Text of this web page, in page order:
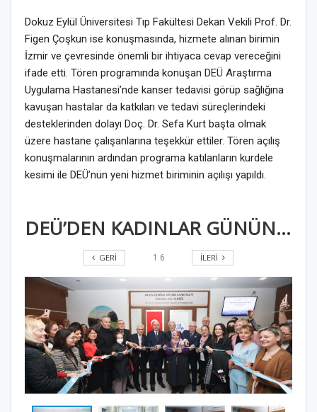
Dokuz Eylül Üniversitesi Tıp Fakültesi Dekan Vekili Prof. Dr.
Figen Çoşkun ise konuşmasında, hizmete alınan birimin
İzmir ve çevresinde önemli bir ihtiyaca cevap vereceğini
ifade etti. Tören programında konuşan DEÜ Araştırma
Uygulama Hastanesi’nde kanser tedavisi görüp sağlığına
kavuşan hastalar da katkıları ve tedavi süreçlerindeki
desteklerinden dolayı Doç. Dr. Sefa Kurt başta olmak
üzere hastane çalışanlarına teşekkür ettiler. Tören açılış
konuşmalarının ardından programa katılanların kurdele
kesimi ile DEÜ’nün yeni hizmet biriminin açılışı yapıldı.
DEÜ’DEN KADINLAR GÜNÜNE ÖZEL SAĞLIK YATIRIMI
GERI 1 6 İLERI